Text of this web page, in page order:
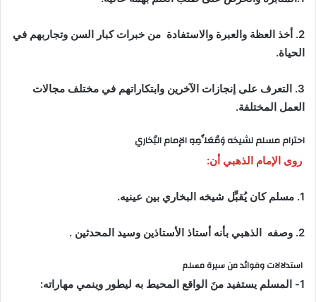
2. أخذ العظة والعبرة والاستفادة من خبرات كبار السن وتجاربهم في
الحياة.
3. التعرف على إنجازات الآخرين وابتكاراتهم في مختلف مجالات
العمل المختلفة.
احترام مسلم لشيخه وَمُعَلِّمِهِ الإمام البُخاري
روى الإمام الذهبي أن:
1. مسلم كان يُقبِّل شيخه البخاري بين عينيه.
2. وصفه الذهبي بأنه أستاذ الأستاذين وسيد المحدثين .
استدلالات وفوائد من سيرةمسلم
1- المسلم يستفيد منَ الواقع المحيط به ليطور وينمي مهاراته: